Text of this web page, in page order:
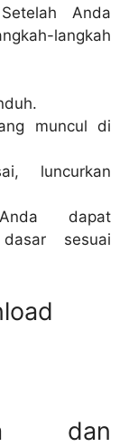
Anda
langkah
muncul di
luncurkan
dapat
sesuai
dan